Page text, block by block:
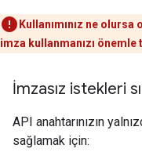
Kullanımınız ne
imza kullanmanızı
İmzasız istekleri
API anahtarınızın
sağlamak için: